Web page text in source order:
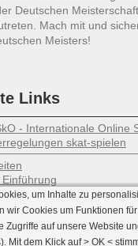
Deutschen
Mach mit und
Meisters!
Links
- Internationale Online
skat-spielen
Einführung
um Inhalte zu
wir Cookies um Funktionen
Zugriffe auf unsere Website
Mit dem Klick auf> OK <